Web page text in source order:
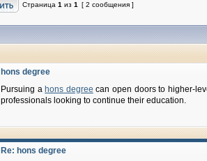
Страница 1 из 1
[ 2 сообщения ]
hons degree
Pursuing a hons degree can open doors to higher-
professionals looking to continue their education.
Re: hons degree